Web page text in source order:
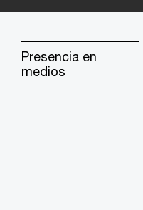
Presencia en
medios